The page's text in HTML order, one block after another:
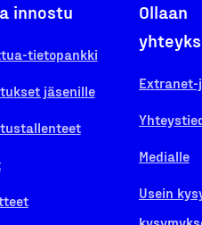
innostu
tietopankki
jäsenille
Ollaan
Extranet-
Medialle
Usein